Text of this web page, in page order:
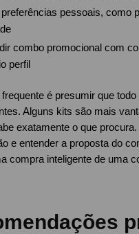
pessoais, como
combo promocional com
perfil
é presumir que
Alguns kits são mais
exatamente o que procura.
e entender a proposta do
compra inteligente de uma